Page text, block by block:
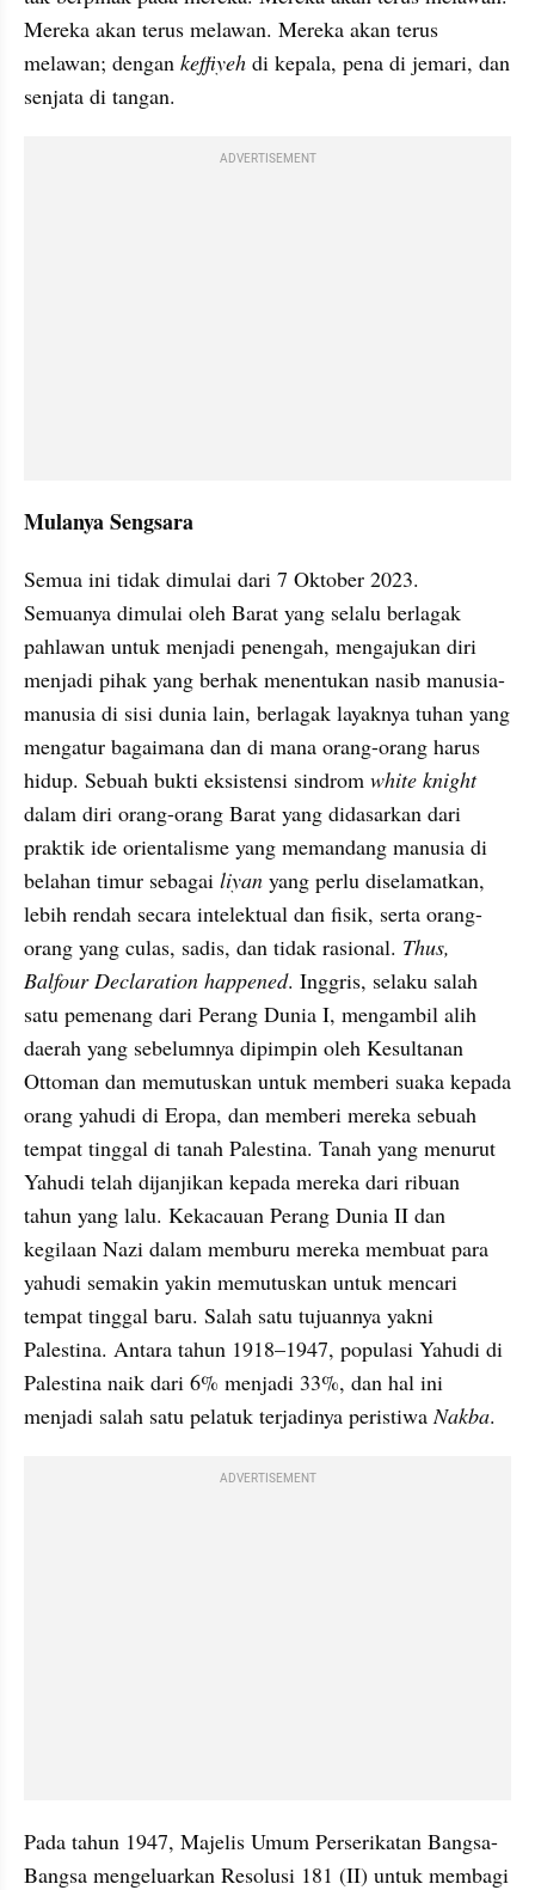
Mereka akan terus melawan. Mereka akan terus
melawan; dengan keffiyeh di kepala, pena di jemari, dan
senjata di tangan.
ADVERTISEMENT
Mulanya Sengsara
Semua ini tidak dimulai dari 7 Oktober 2023.
Semuanya dimulai oleh Barat yang selalu berlagak
pahlawan untuk menjadi penengah, mengajukan diri
menjadi pihak yang berhak menentukan nasib manusia-
manusia di sisi dunia lain, berlagak layaknya tuhan yang
mengatur bagaimana dan di mana orang-orang harus
hidup. Sebuah bukti eksistensi sindrom white knight
dalam diri orang-orang Barat yang didasarkan dari
praktik ide orientalisme yang memandang manusia di
belahan timur sebagai liyan yang perlu diselamatkan,
lebih rendah secara intelektual dan fisik, serta orang-
orang yang culas, sadis, dan tidak rasional. Thus,
Balfour Declaration happened. Inggris, selaku salah
satu pemenang dari Perang Dunia I, mengambil alih
daerah yang sebelumnya dipimpin oleh Kesultanan
Ottoman dan memutuskan untuk memberi suaka kepada
orang yahudi di Eropa, dan memberi mereka sebuah
tempat tinggal di tanah Palestina. Tanah yang menurut
Yahudi telah dijanjikan kepada mereka dari ribuan
tahun yang lalu. Kekacauan Perang Dunia II dan
kegilaan Nazi dalam memburu mereka membuat para
yahudi semakin yakin memutuskan untuk mencari
tempat tinggal baru. Salah satu tujuannya yakni
Palestina. Antara tahun 1918–1947, populasi Yahudi di
Palestina naik dari 6% menjadi 33%, dan hal ini
menjadi salah satu pelatuk terjadinya peristiwa Nakba.
ADVERTISEMENT
Pada tahun 1947, Majelis Umum Perserikatan Bangsa-
Bangsa mengeluarkan Resolusi 181 (II) untuk membagi